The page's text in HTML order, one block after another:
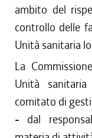
ambito del
controllo delle
Unità sanitaria
La
Unità
comitato di
- dal